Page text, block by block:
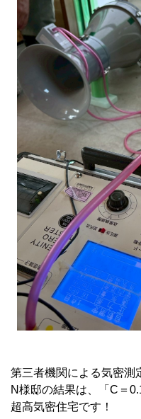
第三者機関による気密測
N様邸の結果は、「C＝
超高気密住宅です！